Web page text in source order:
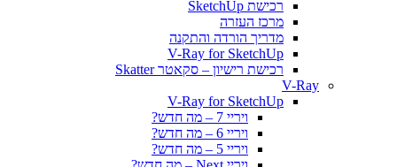
רכישת SketchUp
מרכז העזרה
מדריך הורדה והתקנה
V-Ray for SketchUp
רכישת רישיון – סקאטר Skatter
V-Ray
V-Ray for SketchUp
ויריי 7 – מה חדש?
ויריי 6 – מה חדש?
ויריי 5 – מה חדש?